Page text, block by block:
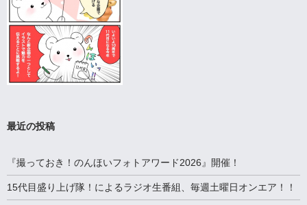
最近の投稿
『撮っておき！のんほいフォトアワード2026』開催！
15代目盛り上げ隊！によるラジオ生番組、毎週土曜日オンエア！！